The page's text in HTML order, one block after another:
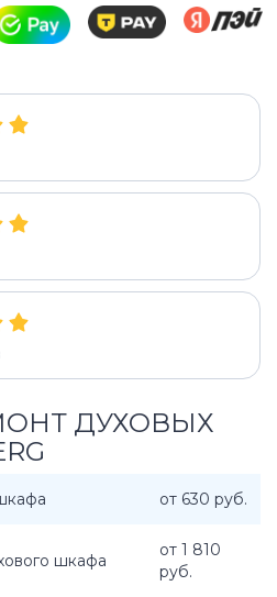
ДУХОВЫХ
от 630 руб.
шкафа
от 1 810
руб.